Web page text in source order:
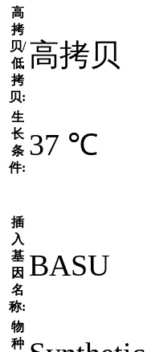
高
拷
贝/
低
拷
贝:
高拷贝
生
长
条
件:
37 ℃
插
入
基
因
名
称:
BASU
物
种